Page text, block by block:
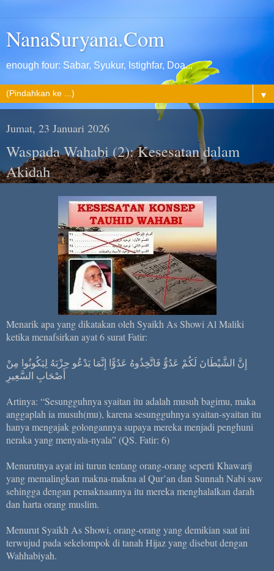
NanaSuryana.Com
enough four: Sabar, Syukur, Istighfar, Doa...
▼
Jumat, 23 Januari 2026
Waspada Wahabi (2): Kesesatan dalam
Akidah
Menarik apa yang dikatakan oleh Syaikh As Showi Al Maliki
ketika menafsirkan ayat 6 surat Fatir:
إِنَّ الشَّيْطَانَ لَكُمْ عَدُوٌّ فَاتَّخِذُوهُ عَدُوًّا إِنَّمَا يَدْعُو حِزْبَهُ لِيَكُونُوا مِنْ
أَصْحَابِ السَّعِيرِ
Artinya: “Sesungguhnya syaitan itu adalah musuh bagimu, maka
anggaplah ia musuh(mu), karena sesungguhnya syaitan-syaitan itu
hanya mengajak golongannya supaya mereka menjadi penghuni
neraka yang menyala-nyala” (QS. Fatir: 6)
Menurutnya ayat ini turun tentang orang-orang seperti Khawarij
yang memalingkan makna-makna al Qur’an dan Sunnah Nabi saw
sehingga dengan pemaknaannya itu mereka menghalalkan darah
dan harta orang muslim.
Menurut Syaikh As Showi, orang-orang yang demikian saat ini
terwujud pada sekelompok di tanah Hijaz yang disebut dengan
Wahhabiyah.